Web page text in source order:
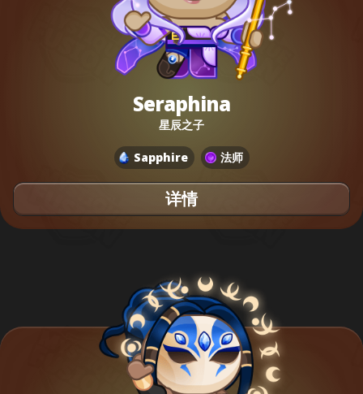
Seraphina
星辰之子
Sapphire 法师
详情